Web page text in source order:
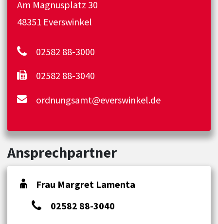
Am Magnusplatz 30
48351 Everswinkel
02582 88-3000
02582 88-3040
ordnungsamt@everswinkel.de
Ansprechpartner
Frau Margret Lamenta
02582 88-3040